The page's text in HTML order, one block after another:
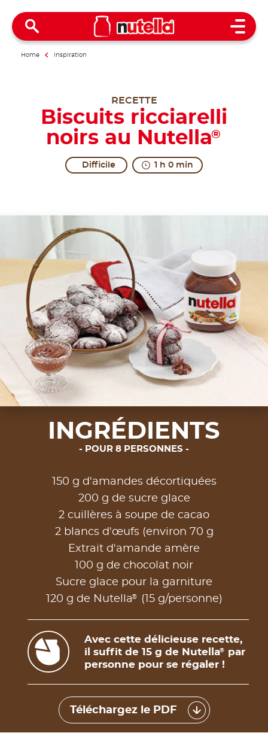
Open
Home Inspiration
RECETTE
Biscuits ricciarelli
noirs au Nutella®
Difficile 1 h 0 min
INGRÉDIENTS
POUR 8 PERSONNES
150 g d'amandes décortiquées
200 g de sucre glace
2 cuillères à soupe de cacao
2 blancs d'œufs (environ 70 g
Extrait d'amande amère
100 g de chocolat noir
Sucre glace pour la garniture
120 g de Nutella® (15 g/personne)
Avec cette délicieuse recette,
il suffit de 15 g de Nutella®
par
personne pour se régaler !
Téléchargez le PDF